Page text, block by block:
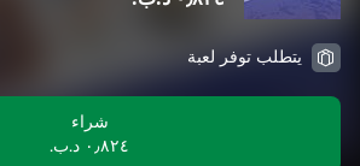
يتطلب توفر لعبة
شراء
٠٫٨٢٤ د.ب.‏